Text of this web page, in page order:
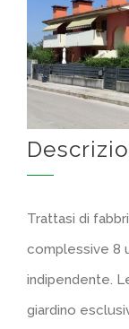
Trattasi di
complessive 8
indipendente.
giardino